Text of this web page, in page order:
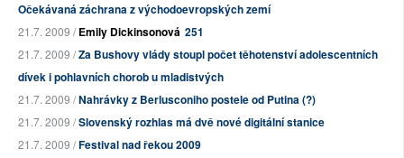
Očekávaná záchrana z východoevropských zemí
21.7. 2009 /Emily Dickinsonová 251
21.7. 2009 /Za Bushovy vlády stoupl počet těhotenství adolescentních
dívek i pohlavních chorob u mladistvých
21.7. 2009 /Nahrávky z Berlusconiho postele od Putina (?)
21.7. 2009 /Slovenský rozhlas má dvě nové digitální stanice
21.7. 2009 /Festival nad řekou 2009